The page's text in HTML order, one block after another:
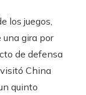
los juegos,
gira por
de defensa
China
quinto